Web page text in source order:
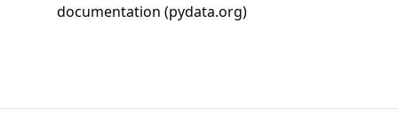
documentation (pydata.org)